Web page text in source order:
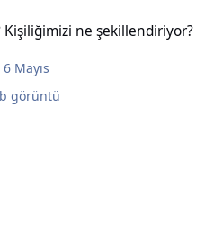
Kişiliğimizi ne şekillendiriyor?
6 Mayıs
görüntü